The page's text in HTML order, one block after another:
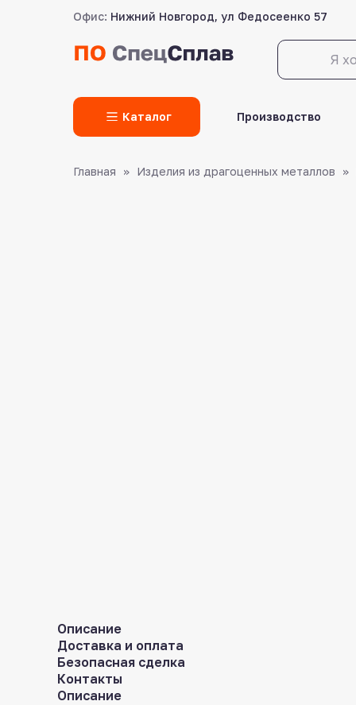
Офис: Нижний Новгород, ул Федосеенко 57
LET'S GO! Производство
Каталог
Главная Изделия из драгоценных металлов
Описание
Доставка и оплата
Безопасная сделка
Контакты
Описание